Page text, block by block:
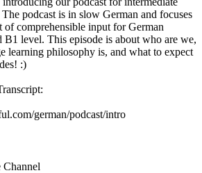
podcast is in slow German and focuses
comprehensible input for German
B1 level. This episode is about who are we,
learning philosophy is, and what to expect
:)
german/podcast/intro